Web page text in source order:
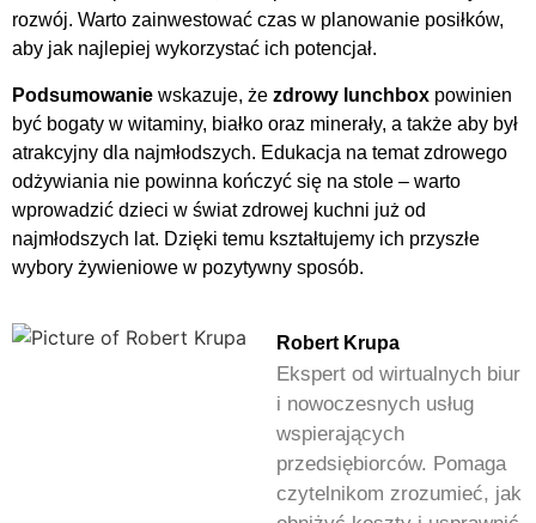
rozwój. Warto zainwestować czas w planowanie posiłków,
aby jak najlepiej wykorzystać ich potencjał.
Podsumowanie wskazuje, że zdrowy lunchbox powinien
być bogaty w witaminy, białko oraz minerały, a także aby był
atrakcyjny dla najmłodszych. Edukacja na temat zdrowego
odżywiania nie powinna kończyć się na stole – warto
wprowadzić dzieci w świat zdrowej kuchni już od
najmłodszych lat. Dzięki temu kształtujemy ich przyszłe
wybory żywieniowe w pozytywny sposób.
Robert Krupa
Ekspert od wirtualnych biur
i nowoczesnych usług
wspierających
przedsiębiorców. Pomaga
czytelnikom zrozumieć, jak